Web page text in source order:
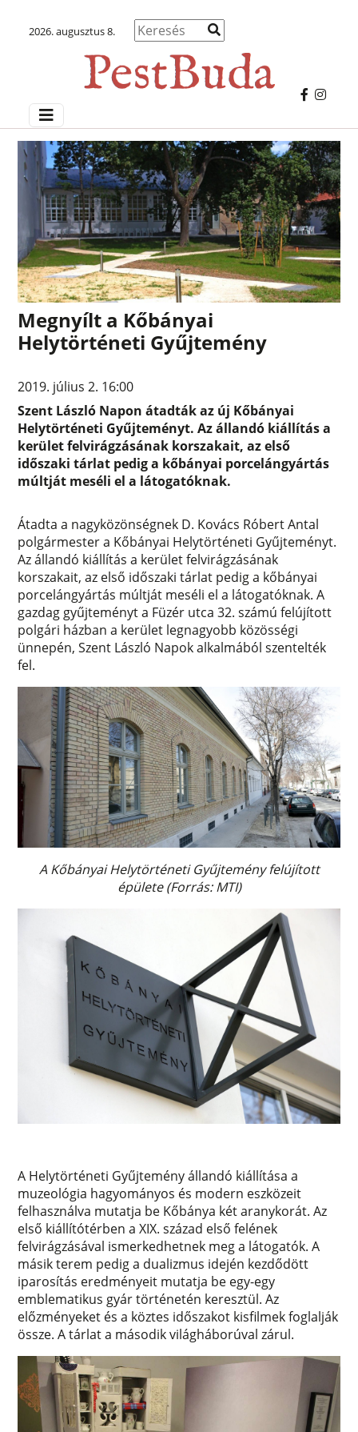
2026. augusztus 8.
Megnyílt a Kőbányai
Helytörténeti Gyűjtemény
2019. július 2. 16:00
Szent László Napon átadták az új Kőbányai
Helytörténeti Gyűjteményt. Az állandó kiállítás a
kerület felvirágzásának korszakait, az első
időszaki tárlat pedig a kőbányai porcelángyártás
múltját meséli el a látogatóknak.
Átadta a nagyközönségnek D. Kovács Róbert Antal
polgármester a Kőbányai Helytörténeti Gyűjteményt.
Az állandó kiállítás a kerület felvirágzásának
korszakait, az első időszaki tárlat pedig a kőbányai
porcelángyártás múltját meséli el a látogatóknak. A
gazdag gyűjteményt a Füzér utca 32. számú felújított
polgári házban a kerület legnagyobb közösségi
ünnepén, Szent László Napok alkalmából szentelték
fel.
A Kőbányai Helytörténeti Gyűjtemény felújított
épülete (Forrás: MTI)
A Helytörténeti Gyűjtemény állandó kiállítása a
muzeológia hagyományos és modern eszközeit
felhasználva mutatja be Kőbánya két aranykorát. Az
első kiállítótérben a XIX. század első felének
felvirágzásával ismerkedhetnek meg a látogatók. A
másik terem pedig a dualizmus idején kezdődött
iparosítás eredményeit mutatja be egy-egy
emblematikus gyár történetén keresztül. Az
előzményeket és a köztes időszakot kisfilmek foglalják
össze. A tárlat a második világháborúval zárul.